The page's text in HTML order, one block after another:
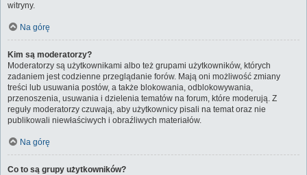
witryny.
Na górę
Kim są moderatorzy?
Moderatorzy są użytkownikami albo też grupami użytkowników, których
zadaniem jest codzienne przeglądanie forów. Mają oni możliwość zmiany
treści lub usuwania postów, a także blokowania, odblokowywania,
przenoszenia, usuwania i dzielenia tematów na forum, które moderują. Z
reguły moderatorzy czuwają, aby użytkownicy pisali na temat oraz nie
publikowali niewłaściwych i obraźliwych materiałów.
Na górę
Co to są grupy użytkowników?